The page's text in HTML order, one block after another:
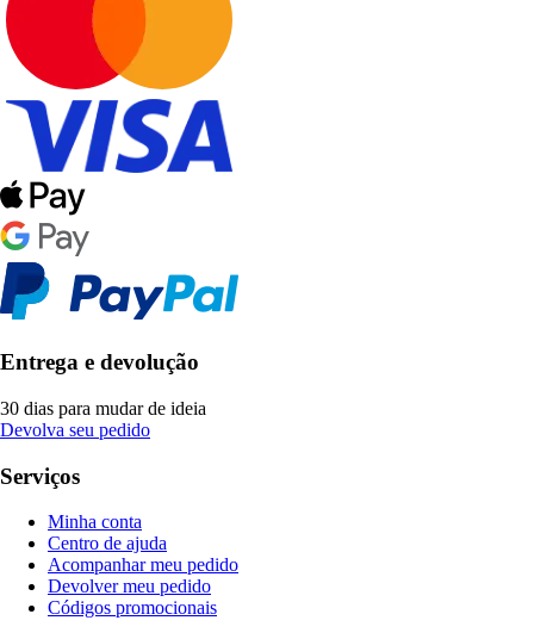
Entrega e devolução
30 dias para mudar de ideia
Devolva seu pedido
Serviços
Minha conta
Centro de ajuda
Acompanhar meu pedido
Devolver meu pedido
Códigos promocionais